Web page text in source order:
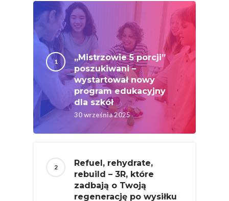
„Mistrzowie 5 porcji”
poszukiwani –
wystartował nowy
program edukacyjny
dla szkół
30 września 2025
Refuel, rehydrate,
rebuild – 3R, które
zadbają o Twoją
regenerację po wysiłku
Nutriscore Fakty
Federacja
Związków
Rolnych – Ziemniaki
Jedz Owoce I
Nich Największa
Skrywa!
Festiwal Młody
Ziemniak
Owoce
Polskie Forum